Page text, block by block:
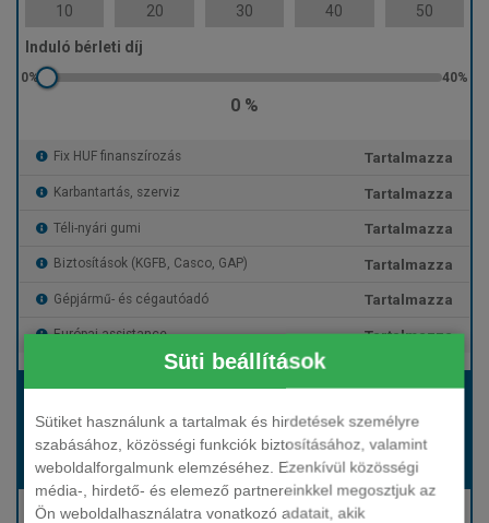
Süti beállítások
Sütiket használunk a tartalmak és hirdetések személyre
szabásához, közösségi funkciók biztosításához, valamint
weboldalforgalmunk elemzéséhez. Ezenkívül közösségi
média-, hirdető- és elemező partnereinkkel megosztjuk az
Ön weboldalhasználatra vonatkozó adatait, akik
10
20 30 40 50
Induló bérleti díj
0 %
Fix HUF finanszírozás Tartalmazza
Karbantartás, szerviz Tartalmazza
Téli-nyári gumi Tartalmazza
Biztosítások (KGFB, Casco, GAP) Tartalmazza
Gépjármű- és cégautóadó Tartalmazza
Európai assistance Tartalmazza
Bérleti díj:
Hívjon bennünket!
Induló bérleti díj: Hívjon bennünket!
Hívjon: +36 1 888 0088